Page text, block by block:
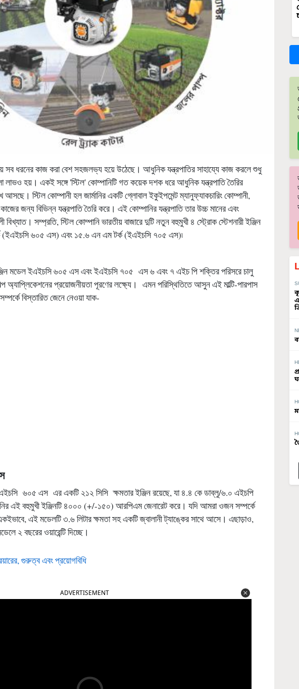
সব ধরনের কাজ করা বেশ সহজলভ্য হয়ে উঠেছে। আধুনিক যন্ত্রপাতির সাহায্যে কাজ করলে শুধু
হয়। একই সঙ্গে 'স্টিল' কোম্পানিটি গত কয়েক দশক ধরে আধুনিক যন্ত্রপাতি তৈরির
স্টিল কোম্পানী হল জার্মানির একটি গ্লোবাল ইকুইপমেন্ট ম্যানুফ্যাকচারিং কোম্পানী,
জন্য বিভিন্ন যন্ত্রপাতি তৈরি করে। এই কোম্পানির যন্ত্রপাতি তার উচ্চ মানের এবং
বিখ্যাত। সম্প্রতি, স্টিল কোম্পানি ভারতীয় বাজারে দুটি নতুন বহুমুখী ৪ স্ট্রোক স্টেশনারী ইঞ্জিন
(ইএইচসি ৬০৫ এস) এবং ১৫.৬ এন এম টর্ক (ইএইচসি ৭০৫ এস)৷
মডেল ইএইচসি ৬০৫ এস এবং ইএইচসি ৭০৫ এস ৬ এবং ৭ এইচ পি শক্তির পরিসরে চালু
অ্যাপ্লিকেশনের প্রয়োজনীয়তা পূরণের লক্ষ্যে। এমন পরিস্থিতিতে আসুন এই মাল্টি-পারপাস
বিস্তারিত জেনে নেওয়া যাক-
৬০৫ এস এর একটি ২১২ সিসি ক্ষমতার ইঞ্জিন রয়েছে, যা ৪.৪ কে ডাব্লু/৬.০ এইচপি
এই বহুমুখী ইঞ্জিনটি ৪০০০ (+/-১৫০) আরপিএম জেনারেট করে। যদি আমরা ওজন সম্পর্কে
এই মডেলটি ৩.৬ লিটার ক্ষমতা সহ একটি জ্বালানী ট্যাঙ্কের সাথে আসে। এছাড়াও,
২ বছরের ওয়ারেন্টি দিচ্ছে।
গুরুত্ব এবং প্রয়োগবিধি